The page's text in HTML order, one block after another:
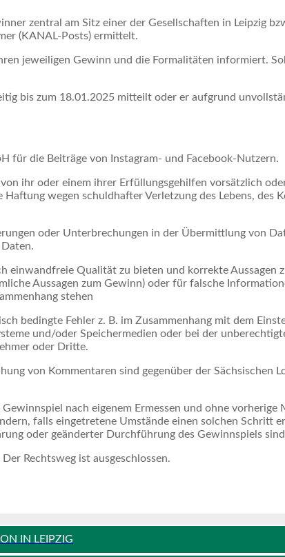
zentral am Sitz einer der Gesellschaften in Leipzig
(KANAL-Posts) ermittelt.
jeweiligen Gewinn und die Formalitäten informiert.
bis zum 18.01.2025 mitteilt oder er aufgrund
für die Beiträge von Instagram- und Facebook-Nutzern.
ihr oder einem ihrer Erfüllungsgehilfen vorsätzlich
wegen schuldhafter Verletzung des Lebens, des
oder Unterbrechungen in der Übermittlung von
Qualität zu bieten und korrekte Aussagen
Aussagen zum Gewinn) oder für falsche
stehen
bedingte Fehler z. B. im Zusammenhang mit dem
und/oder Speichermedien oder bei der
oder Dritte.
von Kommentaren sind gegenüber der Sächsischen
nach eigenem Ermessen und ohne vorherige
falls eingetretene Umstände einen solchen Schritt
oder geänderter Durchführung des Gewinnspiels sind
Rechtsweg ist ausgeschlossen.
IN LEIPZIG